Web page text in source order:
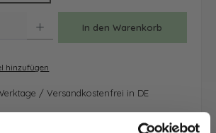
In den Warenkorb
hinzufügen
/ Versandkostenfrei in DE